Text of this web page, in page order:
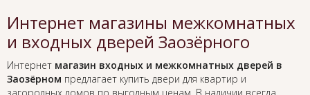
Интернет магазины межкомнатных
и входных дверей Заозёрного
Интернет магазин входных и межкомнатных дверей в
Заозёрном предлагает купить двери для квартир и